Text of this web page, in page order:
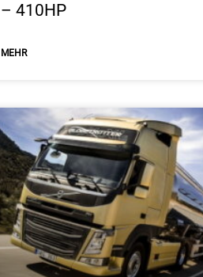
– 410HP
ΜEHR